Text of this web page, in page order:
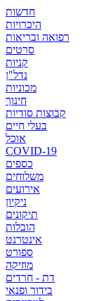
חדשות
היכרויות
רפואה ובריאות
סרטים
קניות
נדל"ן
מכוניות
חינוך
קבוצות סודיות
בעלי חיים
אוכל
COVID-19
כספים
משלוחים
אירועים
ניקיון
תיקונים
הובלות
אינטרנט
ספורט
מוזיקה
דת - חרדים
בידור ופנאי